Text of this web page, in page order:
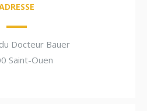
Docteur Bauer
Saint-Ouen